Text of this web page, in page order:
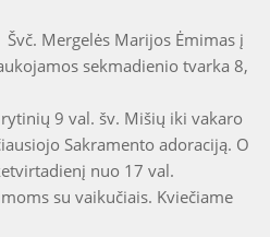
Mergelės Marijos Ėmimas į
sekmadienio tvarka 8,
9 val. šv. Mišių iki vakaro
Sakramento adoraciją. O
nuo 17 val.
su vaikučiais. Kviečiame